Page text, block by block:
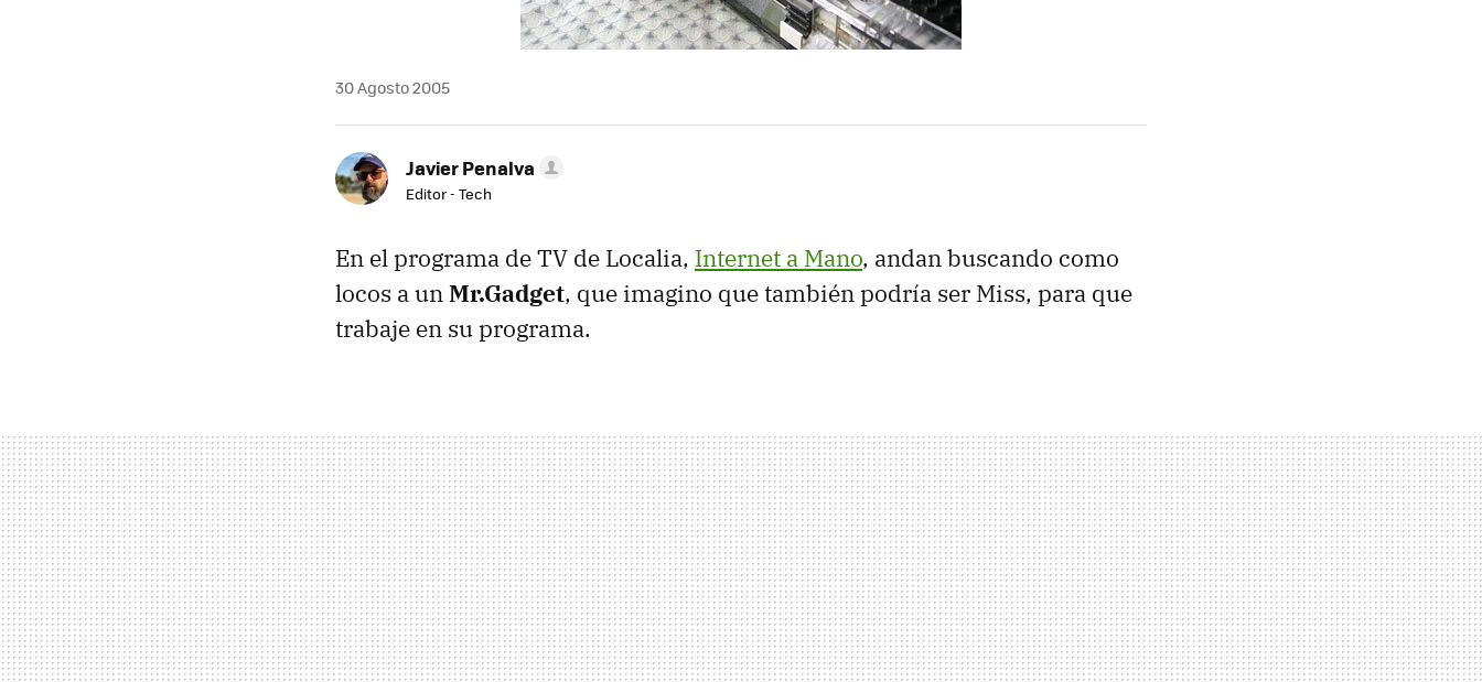
30 Agosto 2005
Javier Penalva
Editor - Tech
En el programa de TV de Localia, Internet a Mano, andan buscando como
locos a unMr.Gadget, que imagino que también podría ser Miss, para que
trabaje en su programa.